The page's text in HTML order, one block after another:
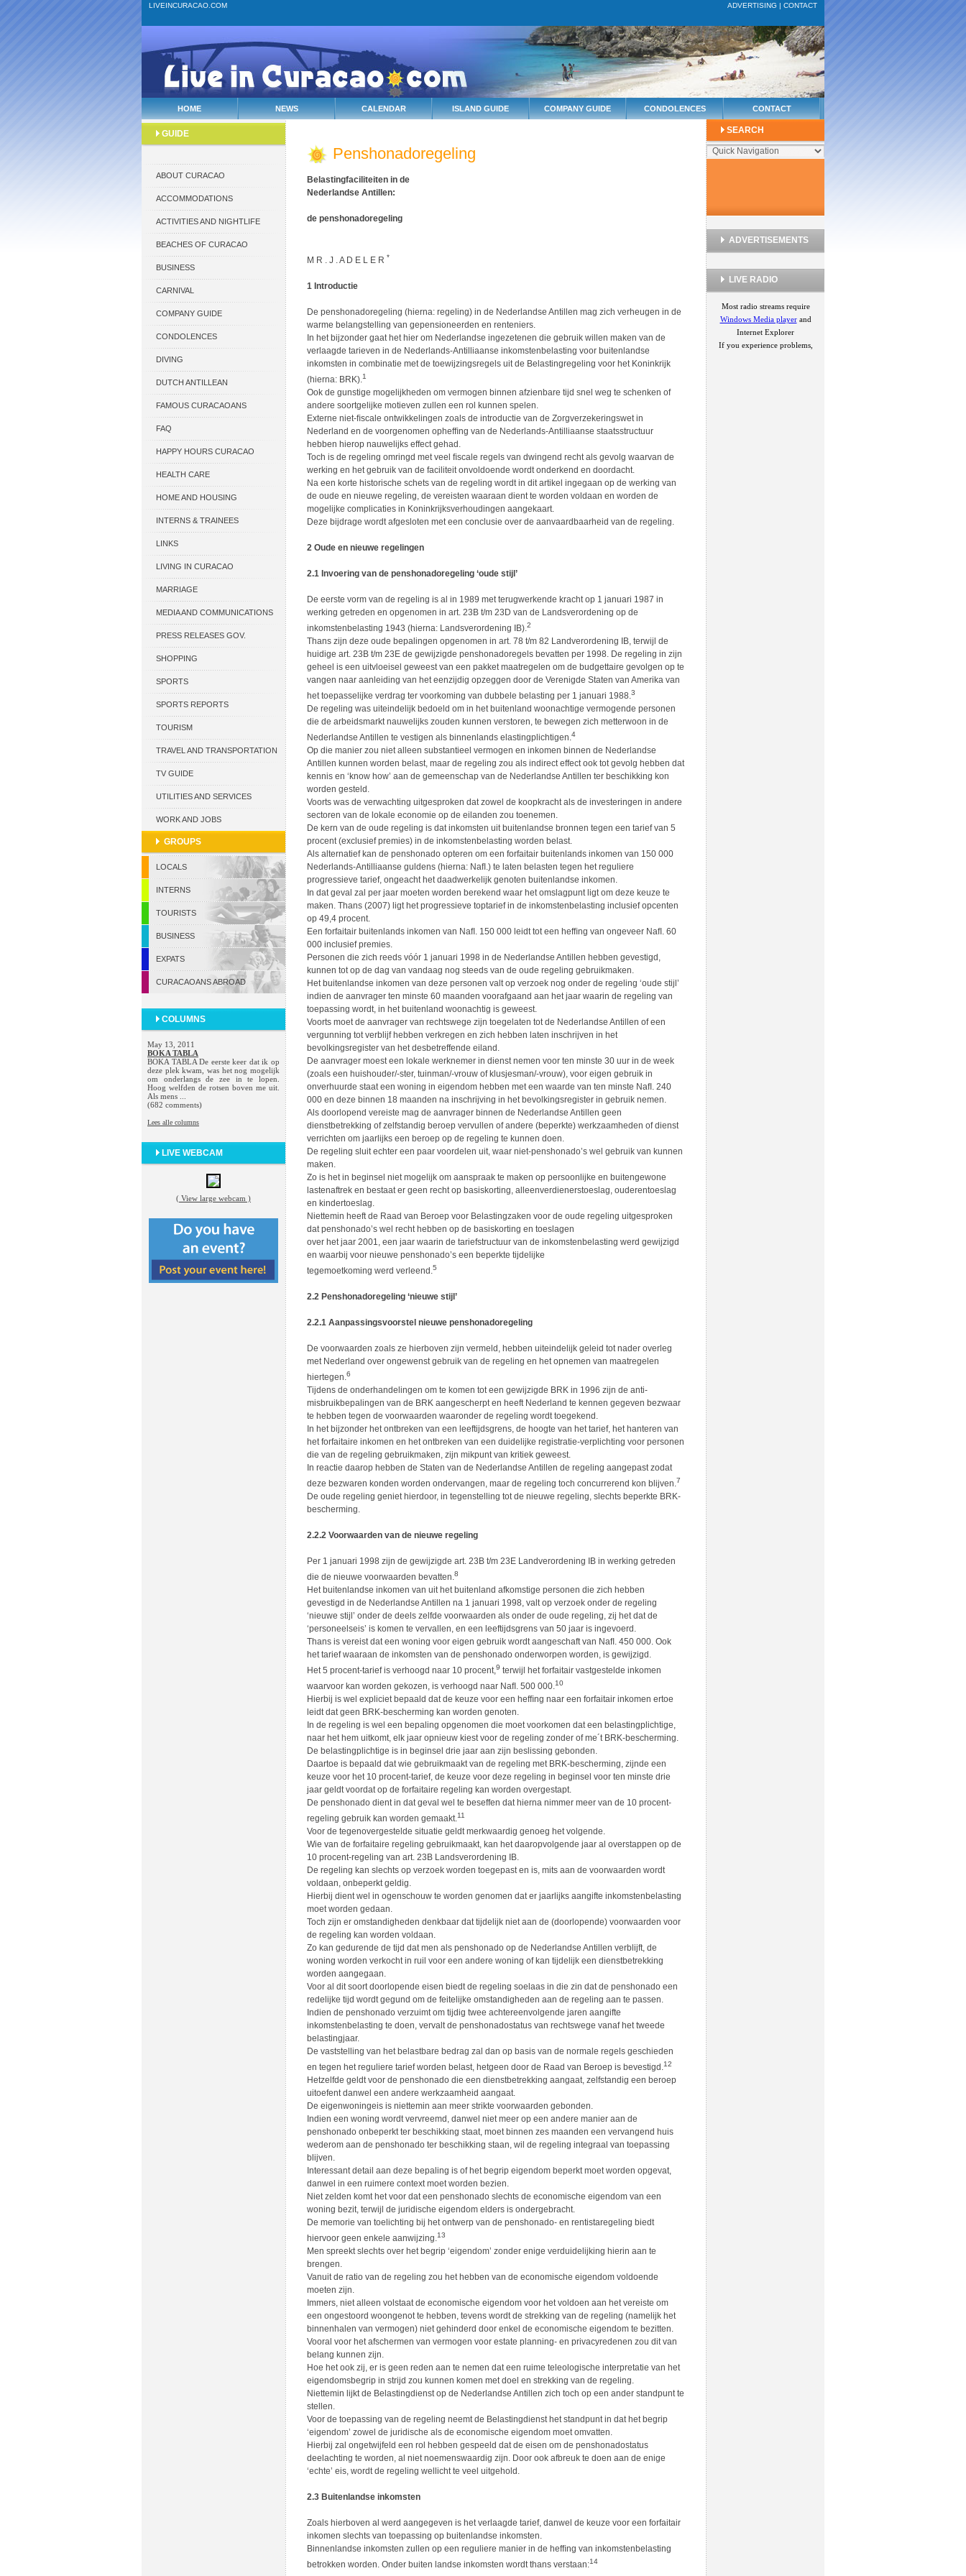
LIVEINCURACAO.COM ADVERTISING | CONTACT
HOME NEWS CALENDAR ISLAND GUIDE COMPANY GUIDE CONDOLENCES CONTACT
GUIDE
ABOUT CURACAO
ACCOMMODATIONS
ACTIVITIES AND NIGHTLIFE
BEACHES OF CURACAO
BUSINESS
CARNIVAL
COMPANY GUIDE
CONDOLENCES
DIVING
DUTCH ANTILLEAN
ASSOCIATIONS
FAMOUS CURACAOANS
FAQ
HAPPY HOURS CURACAO
HEALTH CARE
HOME AND HOUSING
INTERNS & TRAINEES
LINKS
LIVING IN CURACAO
MARRIAGE
MEDIA AND COMMUNICATIONS
PRESS RELEASES GOV.
CURACAO
SHOPPING
SPORTS
SPORTS REPORTS
TOURISM
TRAVEL AND TRANSPORTATION
TV GUIDE
UTILITIES AND SERVICES
WORK AND JOBS
GROUPS
LOCALS
INTERNS
TOURISTS
BUSINESS
EXPATS
CURACAOANS ABROAD
COLUMNS
May 13, 2011
BOKA TABLA
BOKA TABLA De eerste keer dat ik op
deze plek kwam, was het nog mogelijk
om onderlangs de zee in te lopen.
Hoog welfden de rotsen boven me uit.
Als mens ...
(682 comments)
Lees alle columns
LIVE WEBCAM
( View large webcam )
Penshonadoregeling
Belastingfaciliteiten in de
Nederlandse Antillen:
de penshonadoregeling
M R . J . A D E L E R *
1 Introductie
De penshonadoregeling (hierna: regeling) in de Nederlandse Antillen mag zich verheugen in de
warme belangstelling van gepensioneerden en renteniers.
In het bijzonder gaat het hier om Nederlandse ingezetenen die gebruik willen maken van de
verlaagde tarieven in de Nederlands-Antilliaanse inkomstenbelasting voor buitenlandse
inkomsten in combinatie met de toewijzingsregels uit de Belastingregeling voor het Koninkrijk
(hierna: BRK).1
Ook de gunstige mogelijkheden om vermogen binnen afzienbare tijd snel weg te schenken of
andere soortgelijke motieven zullen een rol kunnen spelen.
Externe niet-ﬁscale ontwikkelingen zoals de introductie van de Zorgverzekeringswet in
Nederland en de voorgenomen ophefﬁng van de Nederlands-Antilliaanse staatsstructuur
hebben hierop nauwelijks effect gehad.
Toch is de regeling omringd met veel ﬁscale regels van dwingend recht als gevolg waarvan de
werking en het gebruik van de faciliteit onvoldoende wordt onderkend en doordacht.
Na een korte historische schets van de regeling wordt in dit artikel ingegaan op de werking van
de oude en nieuwe regeling, de vereisten waaraan dient te worden voldaan en worden de
mogelijke complicaties in Koninkrijksverhoudingen aangekaart.
Deze bijdrage wordt afgesloten met een conclusie over de aanvaardbaarheid van de regeling.
2 Oude en nieuwe regelingen
2.1 Invoering van de penshonadoregeling ‘oude stijl’
De eerste vorm van de regeling is al in 1989 met terugwerkende kracht op 1 januari 1987 in
werking getreden en opgenomen in art. 23B t/m 23D van de Landsverordening op de
inkomstenbelasting 1943 (hierna: Landsverordening IB).2
Thans zijn deze oude bepalingen opgenomen in art. 78 t/m 82 Landverordening IB, terwijl de
huidige art. 23B t/m 23E de gewijzigde penshonadoregels bevatten per 1998. De regeling in zijn
geheel is een uitvloeisel geweest van een pakket maatregelen om de budgettaire gevolgen op te
vangen naar aanleiding van het eenzijdig opzeggen door de Verenigde Staten van Amerika van
het toepasselijke verdrag ter voorkoming van dubbele belasting per 1 januari 1988.3
De regeling was uiteindelijk bedoeld om in het buitenland woonachtige vermogende personen
die de arbeidsmarkt nauwelijks zouden kunnen verstoren, te bewegen zich metterwoon in de
Nederlandse Antillen te vestigen als binnenlands elastingplichtigen.4
Op die manier zou niet alleen substantieel vermogen en inkomen binnen de Nederlandse
Antillen kunnen worden belast, maar de regeling zou als indirect effect ook tot gevolg hebben dat
kennis en ‘know how’ aan de gemeenschap van de Nederlandse Antillen ter beschikking kon
worden gesteld.
Voorts was de verwachting uitgesproken dat zowel de koopkracht als de investeringen in andere
sectoren van de lokale economie op de eilanden zou toenemen.
De kern van de oude regeling is dat inkomsten uit buitenlandse bronnen tegen een tarief van 5
procent (exclusief premies) in de inkomstenbelasting worden belast.
Als alternatief kan de penshonado opteren om een forfaitair buitenlands inkomen van 150 000
Nederlands-Antilliaanse guldens (hierna: Naﬂ.) te laten belasten tegen het reguliere
progressieve tarief, ongeacht het daadwerkelijk genoten buitenlandse inkomen.
In dat geval zal per jaar moeten worden berekend waar het omslagpunt ligt om deze keuze te
maken. Thans (2007) ligt het progressieve toptarief in de inkomstenbelasting inclusief opcenten
op 49,4 procent.
Een forfaitair buitenlands inkomen van Naﬂ. 150 000 leidt tot een hefﬁng van ongeveer Naﬂ. 60
000 inclusief premies.
Personen die zich reeds vóór 1 januari 1998 in de Nederlandse Antillen hebben gevestigd,
kunnen tot op de dag van vandaag nog steeds van de oude regeling gebruikmaken.
Het buitenlandse inkomen van deze personen valt op verzoek nog onder de regeling ‘oude stijl’
indien de aanvrager ten minste 60 maanden voorafgaand aan het jaar waarin de regeling van
toepassing wordt, in het buitenland woonachtig is geweest.
Voorts moet de aanvrager van rechtswege zijn toegelaten tot de Nederlandse Antillen of een
vergunning tot verblijf hebben verkregen en zich hebben laten inschrijven in het
bevolkingsregister van het desbetreffende eiland.
De aanvrager moest een lokale werknemer in dienst nemen voor ten minste 30 uur in de week
(zoals een huishouder/-ster, tuinman/-vrouw of klusjesman/-vrouw), voor eigen gebruik in
onverhuurde staat een woning in eigendom hebben met een waarde van ten minste Naﬂ. 240
000 en deze binnen 18 maanden na inschrijving in het bevolkingsregister in gebruik nemen.
Als doorlopend vereiste mag de aanvrager binnen de Nederlandse Antillen geen
dienstbetrekking of zelfstandig beroep vervullen of andere (beperkte) werkzaamheden of dienst
verrichten om jaarlijks een beroep op de regeling te kunnen doen.
De regeling sluit echter een paar voordelen uit, waar niet-penshonado’s wel gebruik van kunnen
maken.
Zo is het in beginsel niet mogelijk om aanspraak te maken op persoonlijke en buitengewone
lastenaftrek en bestaat er geen recht op basiskorting, alleenverdienerstoeslag, ouderentoeslag
en kindertoeslag.
Niettemin heeft de Raad van Beroep voor Belastingzaken voor de oude regeling uitgesproken
dat penshonado’s wel recht hebben op de basiskorting en toeslagen
over het jaar 2001, een jaar waarin de tariefstructuur van de inkomstenbelasting werd gewijzigd
en waarbij voor nieuwe penshonado’s een beperkte tijdelijke
tegemoetkoming werd verleend.5
2.2 Penshonadoregeling ‘nieuwe stijl’
2.2.1 Aanpassingsvoorstel nieuwe penshonadoregeling
De voorwaarden zoals ze hierboven zijn vermeld, hebben uiteindelijk geleid tot nader overleg
met Nederland over ongewenst gebruik van de regeling en het opnemen van maatregelen
hiertegen.6
Tijdens de onderhandelingen om te komen tot een gewijzigde BRK in 1996 zijn de anti-
misbruikbepalingen van de BRK aangescherpt en heeft Nederland te kennen gegeven bezwaar
te hebben tegen de voorwaarden waaronder de regeling wordt toegekend.
In het bijzonder het ontbreken van een leeftijdsgrens, de hoogte van het tarief, het hanteren van
het forfaitaire inkomen en het ontbreken van een duidelijke registratie-verplichting voor personen
die van de regeling gebruikmaken, zijn mikpunt van kritiek geweest.
In reactie daarop hebben de Staten van de Nederlandse Antillen de regeling aangepast zodat
deze bezwaren konden worden ondervangen, maar de regeling toch concurrerend kon blijven.7
De oude regeling geniet hierdoor, in tegenstelling tot de nieuwe regeling, slechts beperkte BRK-
bescherming.
2.2.2 Voorwaarden van de nieuwe regeling
Per 1 januari 1998 zijn de gewijzigde art. 23B t/m 23E Landverordening IB in werking getreden
die de nieuwe voorwaarden bevatten.8
Het buitenlandse inkomen van uit het buitenland afkomstige personen die zich hebben
gevestigd in de Nederlandse Antillen na 1 januari 1998, valt op verzoek onder de regeling
‘nieuwe stijl’ onder de deels zelfde voorwaarden als onder de oude regeling, zij het dat de
‘personeelseis’ is komen te vervallen, en een leeftijdsgrens van 50 jaar is ingevoerd.
Thans is vereist dat een woning voor eigen gebruik wordt aangeschaft van Naﬂ. 450 000. Ook
het tarief waaraan de inkomsten van de penshonado onderworpen worden, is gewijzigd.
Het 5 procent-tarief is verhoogd naar 10 procent,9 terwijl het forfaitair vastgestelde inkomen
waarvoor kan worden gekozen, is verhoogd naar Naﬂ. 500 000.10
Hierbij is wel expliciet bepaald dat de keuze voor een hefﬁng naar een forfaitair inkomen ertoe
leidt dat geen BRK-bescherming kan worden genoten.
In de regeling is wel een bepaling opgenomen die moet voorkomen dat een belastingplichtige,
naar het hem uitkomt, elk jaar opnieuw kiest voor de regeling zonder of me´t BRK-bescherming.
De belastingplichtige is in beginsel drie jaar aan zijn beslissing gebonden.
Daartoe is bepaald dat wie gebruikmaakt van de regeling met BRK-bescherming, zijnde een
keuze voor het 10 procent-tarief, de keuze voor deze regeling in beginsel voor ten minste drie
jaar geldt voordat op de forfaitaire regeling kan worden overgestapt.
De penshonado dient in dat geval wel te beseffen dat hierna nimmer meer van de 10 procent-
regeling gebruik kan worden gemaakt.11
Voor de tegenovergestelde situatie geldt merkwaardig genoeg het volgende.
Wie van de forfaitaire regeling gebruikmaakt, kan het daaropvolgende jaar al overstappen op de
10 procent-regeling van art. 23B Landsverordening IB.
De regeling kan slechts op verzoek worden toegepast en is, mits aan de voorwaarden wordt
voldaan, onbeperkt geldig.
Hierbij dient wel in ogenschouw te worden genomen dat er jaarlijks aangifte inkomstenbelasting
moet worden gedaan.
Toch zijn er omstandigheden denkbaar dat tijdelijk niet aan de (doorlopende) voorwaarden voor
de regeling kan worden voldaan.
Zo kan gedurende de tijd dat men als penshonado op de Nederlandse Antillen verblijft, de
woning worden verkocht in ruil voor een andere woning of kan tijdelijk een dienstbetrekking
worden aangegaan.
Voor al dit soort doorlopende eisen biedt de regeling soelaas in die zin dat de penshonado een
redelijke tijd wordt gegund om de feitelijke omstandigheden aan de regeling aan te passen.
Indien de penshonado verzuimt om tijdig twee achtereenvolgende jaren aangifte
inkomstenbelasting te doen, vervalt de penshonadostatus van rechtswege vanaf het tweede
belastingjaar.
De vaststelling van het belastbare bedrag zal dan op basis van de normale regels geschieden
en tegen het reguliere tarief worden belast, hetgeen door de Raad van Beroep is bevestigd.12
Hetzelfde geldt voor de penshonado die een dienstbetrekking aangaat, zelfstandig een beroep
uitoefent danwel een andere werkzaamheid aangaat.
De eigenwoningeis is niettemin aan meer strikte voorwaarden gebonden.
Indien een woning wordt vervreemd, danwel niet meer op een andere manier aan de
penshonado onbeperkt ter beschikking staat, moet binnen zes maanden een vervangend huis
wederom aan de penshonado ter beschikking staan, wil de regeling integraal van toepassing
blijven.
Interessant detail aan deze bepaling is of het begrip eigendom beperkt moet worden opgevat,
danwel in een ruimere context moet worden bezien.
Niet zelden komt het voor dat een penshonado slechts de economische eigendom van een
woning bezit, terwijl de juridische eigendom elders is ondergebracht.
De memorie van toelichting bij het ontwerp van de penshonado- en rentistaregeling biedt
hiervoor geen enkele aanwijzing.13
Men spreekt slechts over het begrip ‘eigendom’ zonder enige verduidelijking hierin aan te
brengen.
Vanuit de ratio van de regeling zou het hebben van de economische eigendom voldoende
moeten zijn.
Immers, niet alleen volstaat de economische eigendom voor het voldoen aan het vereiste om
een ongestoord woongenot te hebben, tevens wordt de strekking van de regeling (namelijk het
binnenhalen van vermogen) niet gehinderd door enkel de economische eigendom te bezitten.
Vooral voor het afschermen van vermogen voor estate planning- en privacyredenen zou dit van
belang kunnen zijn.
Hoe het ook zij, er is geen reden aan te nemen dat een ruime teleologische interpretatie van het
eigendomsbegrip in strijd zou kunnen komen met doel en strekking van de regeling.
Niettemin lijkt de Belastingdienst op de Nederlandse Antillen zich toch op een ander standpunt te
stellen.
Voor de toepassing van de regeling neemt de Belastingdienst het standpunt in dat het begrip
‘eigendom’ zowel de juridische als de economische eigendom moet omvatten.
Hierbij zal ongetwijfeld een rol hebben gespeeld dat de eisen om de penshonadostatus
deelachting te worden, al niet noemenswaardig zijn. Door ook afbreuk te doen aan de enige
‘echte’ eis, wordt de regeling wellicht te veel uitgehold.
2.3 Buitenlandse inkomsten
Zoals hierboven al werd aangegeven is het verlaagde tarief, danwel de keuze voor een forfaitair
inkomen slechts van toepassing op buitenlandse inkomsten.
Binnenlandse inkomsten zullen op een reguliere manier in de hefﬁng van inkomstenbelasting
betrokken worden. Onder buiten landse inkomsten wordt thans verstaan:14
SEARCH
ADVERTISEMENTS
LIVE RADIO
Most radio streams require
Windows Media playerand
Internet Explorer
If you experience problems,